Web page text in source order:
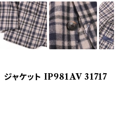
ジャケット IP981AV 31717